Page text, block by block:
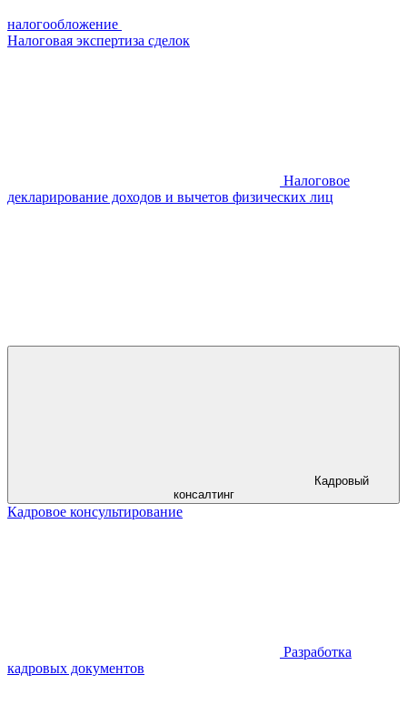
налогообложение
Налоговая экспертиза сделок
Налоговое
декларирование доходов и вычетов физических лиц
консалтинг
Кадровое консультирование
Разработка
кадровых документов